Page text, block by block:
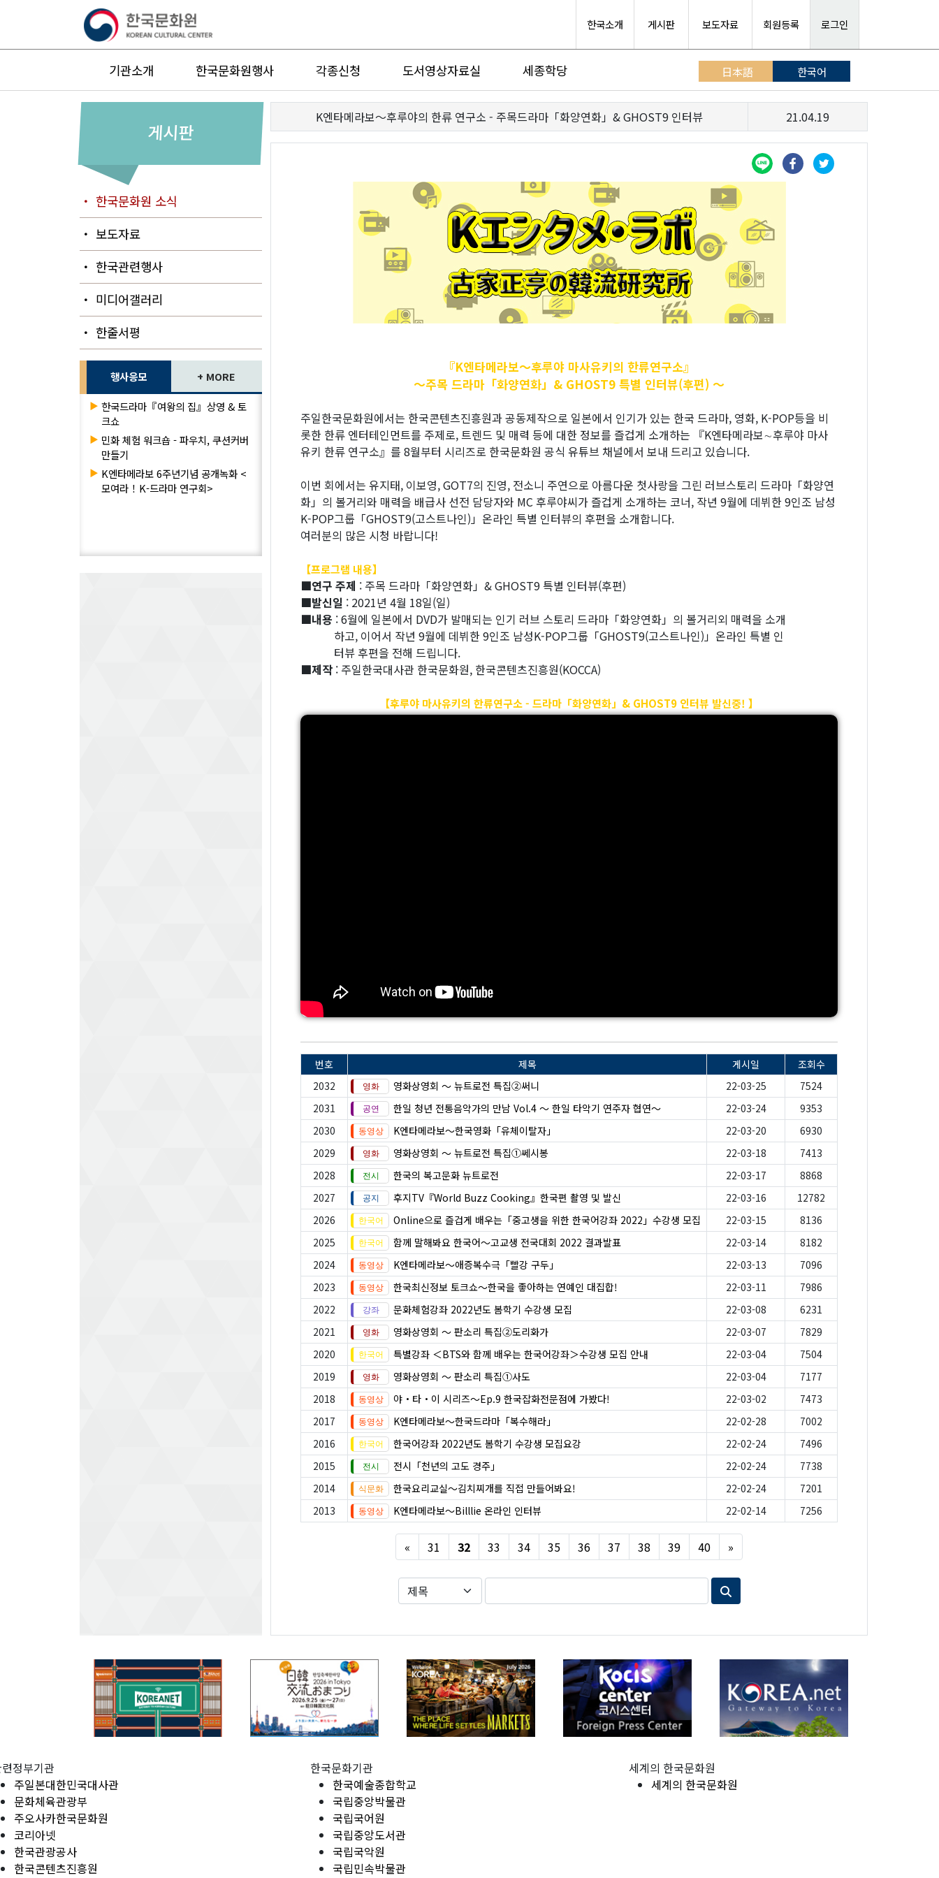
한국소개 게시판 보도자료 회원등록 로그인
기관소개 한국문화원행사 각종신청 도서영상자료실 세종학당 日本語 한국어
게시판
・ 한국문화원 소식
・ 보도자료
・ 한국관련행사
・ 미디어갤러리
・ 한줄서평
행사응모 + MORE
▶ 한국드라마『여왕의 집』상영 & 토
크쇼
▶ 민화 체험 워크숍 - 파우치, 쿠션커버
만들기
▶ K엔타메라보 6주년기념 공개녹화 <
모여라！K-드라마 연구회>
K엔타메라보～후루야의 한류 연구소 - 주목드라마「화양연화」& GHOST9 인터뷰 21.04.19
『K엔타메라보～후루야 마사유키의 한류연구소』
～주목 드라마「화양연화」& GHOST9 특별 인터뷰(후편) ～
주일한국문화원에서는 한국콘텐츠진흥원과 공동제작으로 일본에서 인기가 있는 한국 드라마, 영화, K-POP등을 비
롯한 한류 엔터테인먼트를 주제로, 트렌드 및 매력 등에 대한 정보를 즐겁게 소개하는 『K엔타메라보∼후루야 마사
유키 한류 연구소』를 8월부터 시리즈로 한국문화원 공식 유튜브 채널에서 보내 드리고 있습니다.
이번 회에서는 유지태, 이보영, GOT7의 진영, 전소니 주연으로 아름다운 첫사랑을 그린 러브스토리 드라마「화양연
화」의 볼거리와 매력을 배급사 선전 담당자와 MC 후루야씨가 즐겁게 소개하는 코너, 작년 9월에 데뷔한 9인조 남성
K-POP그룹「GHOST9(고스트나인)」온라인 특별 인터뷰의 후편을 소개합니다.
여러분의 많은 시청 바랍니다!
【프로그램 내용】
■연구 주제 : 주목 드라마「화양연화」& GHOST9 특별 인터뷰(후편)
■발신일 : 2021년 4월 18일(일)
■내용 : 6월에 일본에서 DVD가 발매되는 인기 러브 스토리 드라마「화양연화」의 볼거리외 매력을 소개
하고, 이어서 작년 9월에 데뷔한 9인조 남성K-POP그룹「GHOST9(고스트나인)」온라인 특별 인
터뷰 후편을 전해 드립니다.
■제작 : 주일한국대사관 한국문화원, 한국콘텐츠진흥원(KOCCA)
【후루야 마사유키의 한류연구소 - 드라마「화양연화」& GHOST9 인터뷰 발신중! 】
번호 제목 게시일
조회수
2032
영화상영회 ～ 뉴트로전 특집②써니 22-03-25
7524
2031
한일 청년 전통음악가의 만남 Vol.4 ～ 한일 타악기 연주자 협연～ 22-03-24
9353
2030
K엔타메라보～한국영화「유체이탈자」 22-03-20
6930
2029
영화상영회 ～ 뉴트로전 특집①쎄시봉 22-03-18
7413
2028
한국의 복고문화 뉴트로전 22-03-17
8868
2027
후지TV『World Buzz Cooking』한국편 촬영 및 발신 22-03-16
12782
2026
Online으로 즐겁게 배우는「중고생을 위한 한국어강좌 2022」수강생 모집 22-03-15
8136
2025
함께 말해봐요 한국어～고교생 전국대회 2022 결과발표 22-03-14
8182
2024
K엔타메라보～애증복수극「빨강 구두」 22-03-13
7096
2023
한국최신정보 토크쇼～한국을 좋아하는 연예인 대집합! 22-03-11
7986
2022
문화체험강좌 2022년도 봄학기 수강생 모집 22-03-08
6231
2021
영화상영회 ～ 판소리 특집②도리화가 22-03-07
7829
2020
특별강좌 ＜BTS와 함께 배우는 한국어강좌＞수강생 모집 안내 22-03-04
7504
2019
영화상영회 ～ 판소리 특집①사도 22-03-04
7177
2018
야・타・이 시리즈〜Ep.9 한국잡화전문점에 가봤다! 22-03-02
7473
2017
K엔타메라보～한국드라마「복수해라」 22-02-28
7002
2016
한국어강좌 2022년도 봄학기 수강생 모집요강 22-02-24
7496
2015
전시「천년의 고도 경주」 22-02-24
7738
2014
한국요리교실〜김치찌개를 직접 만들어봐요! 22-02-24
7201
2013
K엔타메라보～Billlie 온라인 인터뷰 22-02-14 7256
« Previous
31 32 33 34 35 36 37 38 39 40 »
정부기관
주일본대한민국대사관
문화체육관광부
주오사카한국문화원
코리아넷
한국관광공사
한국콘텐츠진흥원
한국문화기관
한국예술종합학교
국립중앙박물관
국립국어원
국립중앙도서관
국립국악원
국립민속박물관
세계의 한국문화원
세계의 한국문화원